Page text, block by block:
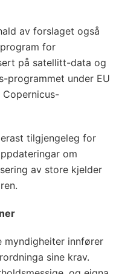
av forslaget også
for
på satellitt-data og
programmet under EU
tilgjengeleg for
om
av store kjelder
myndigheiter innfører
sine krav.